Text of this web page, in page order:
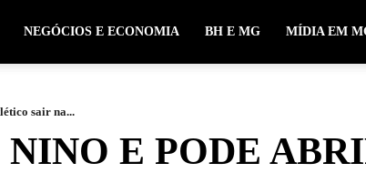
NEGÓCIOS E ECONOMIA BH E MG MÍDIA EM
sair na...
E PODE